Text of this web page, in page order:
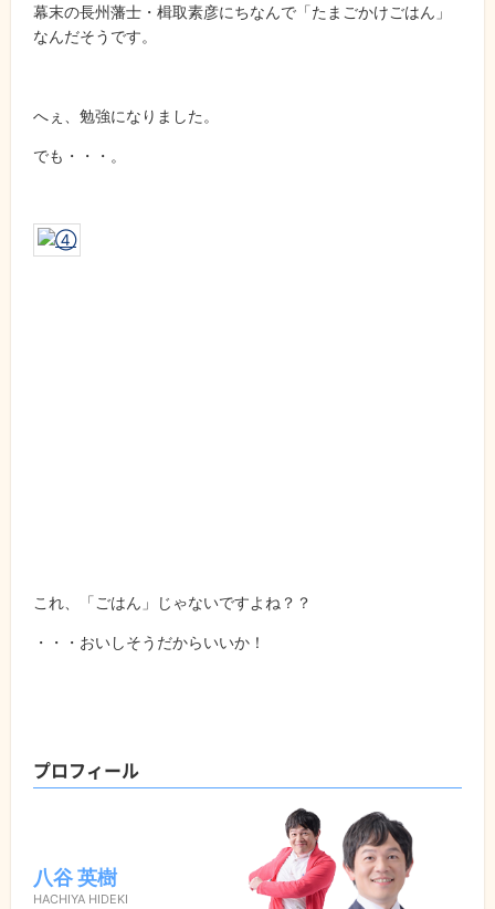
幕末の長州藩士・楫取素彦にちなんで「たまごかけごはん」
なんだそうです。
へぇ、勉強になりました。
でも・・・。
これ、「ごはん」じゃないですよね？？
・・・おいしそうだからいいか！
プロフィール
八谷 英樹
HACHIYA HIDEKI